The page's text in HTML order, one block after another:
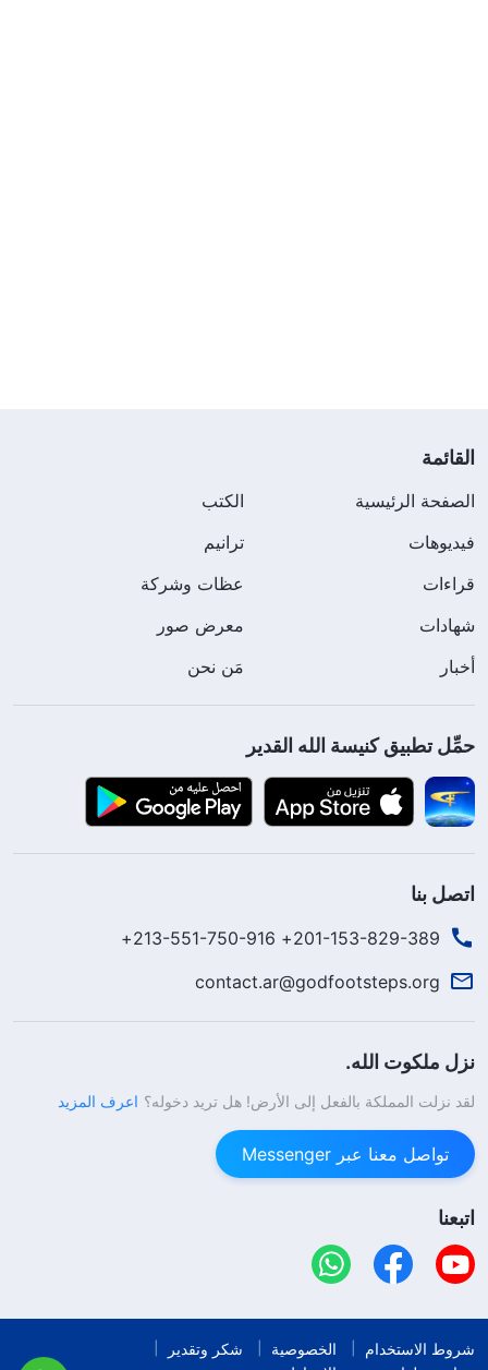
القائمة
الصفحة الرئيسية
الكتب
فيديوهات
ترانيم
قراءات
عظات وشركة
شهادات
معرض صور
أخبار
مَن نحن
حمِّل تطبيق كنيسة الله القدير
اتصل بنا
201-153-829-389+ 213-551-750-916+
contact.ar@godfootsteps.org
نزل ملكوت الله.
لقد نزلت المملكة بالفعل إلى الأرض! هل تريد دخوله؟ اعرف المزيد
تواصل معنا عبر Messenger
اتبعنا
شروط الاستخدام الخصوصية
شكر وتقدير